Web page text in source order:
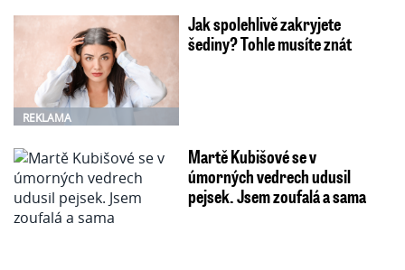
REKLAMA
Jak spolehlivě zakryjete
šediny? Tohle musíte znát
Martě Kubišové se v
úmorných vedrech udusil
pejsek. Jsem zoufalá a sama